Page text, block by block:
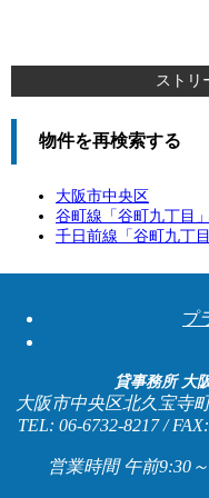
ストリ
物件を再検索する
大阪市中央区
谷町線「 谷町九丁目
千日前線「 谷町九丁目
プ
貸事務所 大
大阪市中央区北久宝寺
TEL: 06-6732-8217 /
営業時間 午前9:30